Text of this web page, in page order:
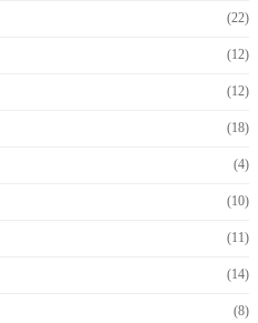
(22)
(12)
(12)
(18)
(4)
(10)
(11)
(14)
(8)